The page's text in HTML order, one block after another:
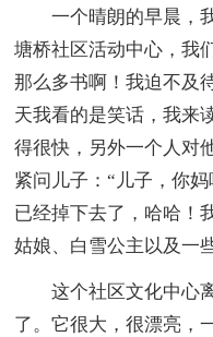
一个晴朗的早晨，我
塘桥社区活动中心，我
那么多书啊！我迫不及
天我看的是笑话，我来
得很快，另外一个人对
紧问儿子：“儿子，你
已经掉下去了，哈哈！
姑娘、白雪公主以及一
这个社区文化中心离
了。它很大，很漂亮，